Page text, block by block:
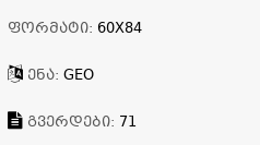
ᲤᲝᲠᲛᲐᲢᲘ: 60X84
ᲔᲜᲐ: GEO
ᲒᲕᲔᲠᲓᲔᲑᲘ: 71